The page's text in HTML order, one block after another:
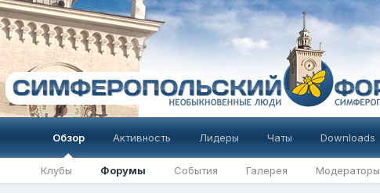
Обзор
Клубы Форумы События Галерея Модераторы
Активность Лидеры Чаты Downloads